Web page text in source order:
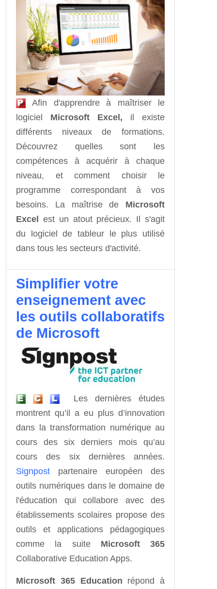
Afin d'apprendre à maîtriser le
logiciel Microsoft Excel, il existe
différents niveaux de formations.
Découvrez quelles sont les
compétences à acquérir à chaque
niveau, et comment choisir le
programme correspondant à vos
besoins. La maîtrise de Microsoft
Excel est un atout précieux. Il s'agit
du logiciel de tableur le plus utilisé
dans tous les secteurs d'activité.
Simplifier votre
enseignement avec
les outils collaboratifs
de Microsoft
Les dernières études
montrent qu’il a eu plus d’innovation
dans la transformation numérique au
cours des six derniers mois qu’au
cours des six dernières années.
Signpost partenaire européen des
outils numériques dans le domaine de
l'éducation qui collabore avec des
établissements scolaires propose des
outils et applications pédagogiques
comme la suite Microsoft 365
Collaborative Education Apps.
Microsoft 365 Education répond à